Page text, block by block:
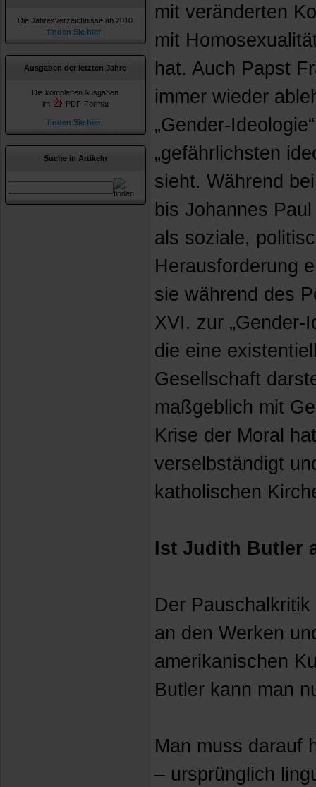
Die Jahresverzeichnisse ab 2010
finden Sie hier
Ausgaben der letzten Jahre
Die kompletten Ausgaben
im
PDF-Format
finden Sie hier
Suche in Artikeln
mit veränderten
mit
hat. Auch Papst
immer wieder
„Gender-
„gefährlichsten
sieht. Während
bis Johannes
als soziale,
Herausforderung
sie während des
XVI. zur „Gender-
die eine
Gesellschaft
maßgeblich mit
Krise der Moral
verselbständigt
katholischen
Ist Judith Butler
Der
an den Werken
amerikanischen
Butler kann man
Man muss darauf
– ursprünglich